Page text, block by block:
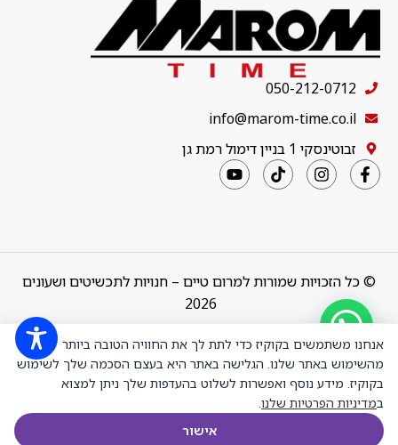
050-212-0712
info@marom-time.co.il
זבוטינסקי 1 בניין דימול רמת גן
© כל הזכויות שמורות למרום טיים – חנויות לתכשיטים ושעונים
2026
Design & Code bythebuildup
TDWGB0083102
שעון יד לגבר
₪975.00
₪731.25
הוספה
אנחנו משתמשים בקוקיז כדי לתת לך את החוויה הטובה ביותר
מהשימוש באתר שלנו. הגלישה באתר היא בעצם הסכמה שלך לשימוש
בקוקיז. מידע נוסף ואפשרות לשלוט בהעדפות שלך ניתן למצוא
במדיניות הפרטיות שלנו.
אישור